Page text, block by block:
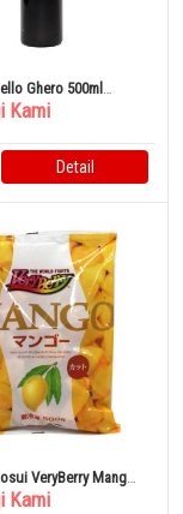
Ghero 500ml
Extra Virgin Bijian
Kami
Detail
VeryBerry Mango
Kami